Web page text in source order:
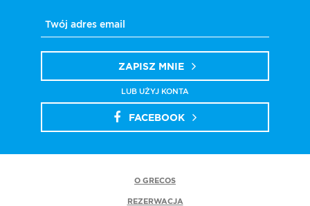
ZAPISZ MNIE
LUB UŻYJ KONTA
FACEBOOK
O GRECOS
REZERWACJA